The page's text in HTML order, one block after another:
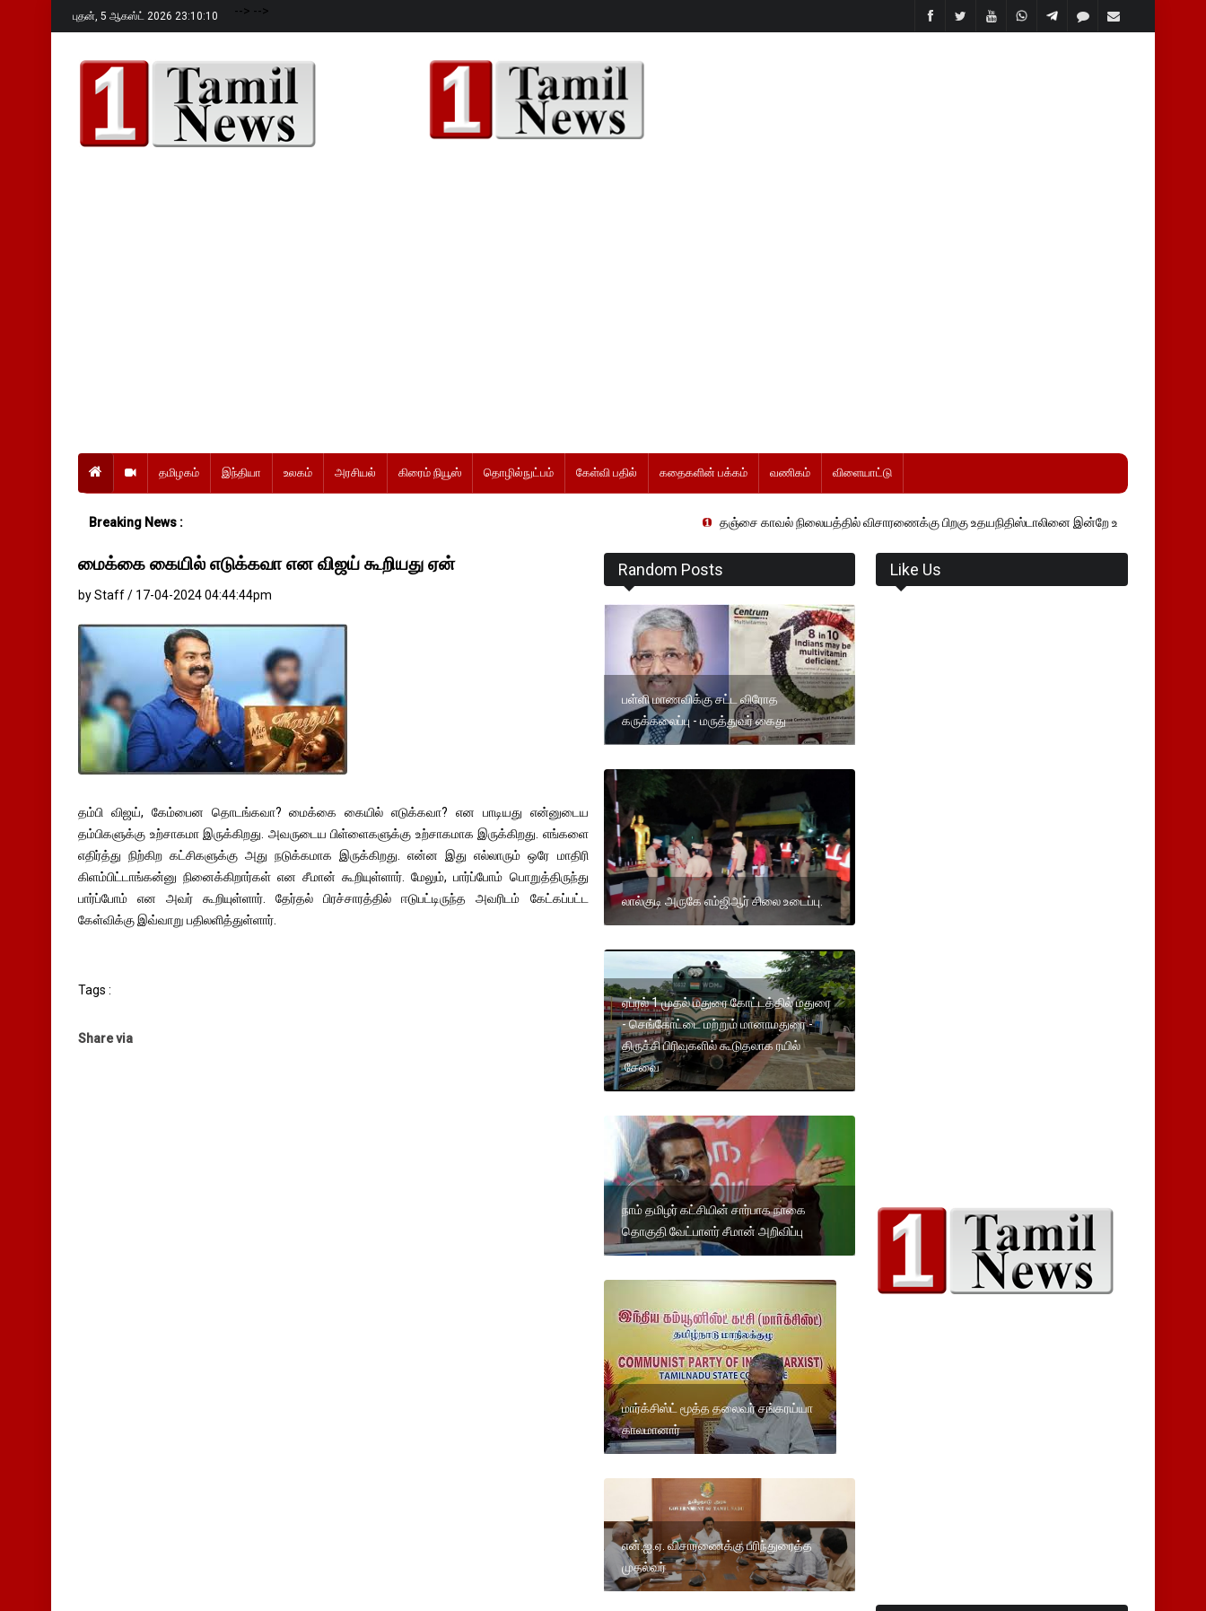
புதன், 5 ஆகஸ்ட் 2026 23:10:11 --> -->
தமிழகம் இந்தியா உலகம் அரசியல் கிரைம் நியூஸ் தொழில்நுட்பம் கேள்வி பதில் கதைகளின் பக்கம் வணிகம் விளையாட்டு
Breaking News : தஞ்சை காவல் நிலையத்தில் விசாரணைக்கு பிறகு உதயநிதிஸ்டாலினை இன்றே உடனடியாக விடுவிக்கப்பட
மைக்கை கையில் எடுக்கவா என விஜய் கூறியது ஏன்
by Staff / 17-04-2024 04:44:44pm
தம்பி விஜய், கேம்பைன தொடங்கவா? மைக்கை கையில் எடுக்கவா? என பாடியது என்னுடைய
தம்பிகளுக்கு உற்சாகமா இருக்கிறது. அவருடைய பிள்ளைகளுக்கு உற்சாகமாக இருக்கிறது. எங்களை
எதிர்த்து நிற்கிற கட்சிகளுக்கு அது நடுக்கமாக இருக்கிறது. என்ன இது எல்லாரும் ஒரே மாதிரி
கிளம்பிட்டாங்கன்னு நினைக்கிறார்கள் என சீமான் கூறியுள்ளார். மேலும், பார்ப்போம் பொறுத்திருந்து
பார்ப்போம் என அவர் கூறியுள்ளார். தேர்தல் பிரச்சாரத்தில் ஈடுபட்டிருந்த அவரிடம் கேட்கப்பட்ட
கேள்விக்கு இவ்வாறு பதிலளித்துள்ளார்.
Tags :
Share via
Random Posts
பள்ளி மாணவிக்கு சட்ட விரோத
கருக்கலைப்பு - மருத்துவர் கைது
லால்குடி அருகே எம்ஜிஆர் சிலை உடைப்பு.
ஏப்ரல் 1 முதல் மதுரை கோட்டத்தில் மதுரை
- செங்கோட்டை மற்றும் மானாமதுரை -
திருச்சி பிரிவுகளில் கூடுதலாக ரயில்
சேவை
நாம் தமிழர் கட்சியின் சார்பாக நாகை
தொகுதி வேட்பாளர் சீமான் அறிவிப்பு
மார்க்சிஸ்ட் மூத்த தலைவர் சங்கரய்யா
காலமானார்
என்.ஐ.ஏ. விசாரணைக்கு பரிந்துரைத்த
முதல்வர்
Like Us